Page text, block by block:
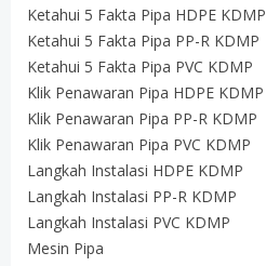
Ketahui 5 Fakta Pipa HDPE KDMP
Ketahui 5 Fakta Pipa PP-R KDMP
Ketahui 5 Fakta Pipa PVC KDMP
Klik Penawaran Pipa HDPE KDMP
Klik Penawaran Pipa PP-R KDMP
Klik Penawaran Pipa PVC KDMP
Langkah Instalasi HDPE KDMP
Langkah Instalasi PP-R KDMP
Langkah Instalasi PVC KDMP
Mesin Pipa